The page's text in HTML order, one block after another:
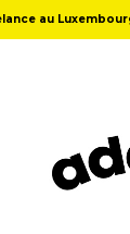
au